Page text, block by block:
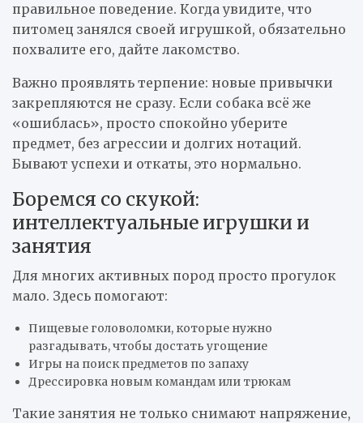
правильное поведение. Когда увидите, что
питомец занялся своей игрушкой, обязательно
похвалите его, дайте лакомство.
Важно проявлять терпение: новые привычки
закрепляются не сразу. Если собака всё же
«ошиблась», просто спокойно уберите
предмет, без агрессии и долгих нотаций.
Бывают успехи и откаты, это нормально.
Боремся со скукой:
интеллектуальные игрушки и
занятия
Для многих активных пород просто прогулок
мало. Здесь помогают:
Пищевые головоломки, которые нужно
разгадывать, чтобы достать угощение
Игры на поиск предметов по запаху
Дрессировка новым командам или трюкам
Такие занятия не только снимают напряжение,